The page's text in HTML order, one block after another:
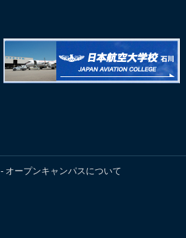
オープンキャンパスについて